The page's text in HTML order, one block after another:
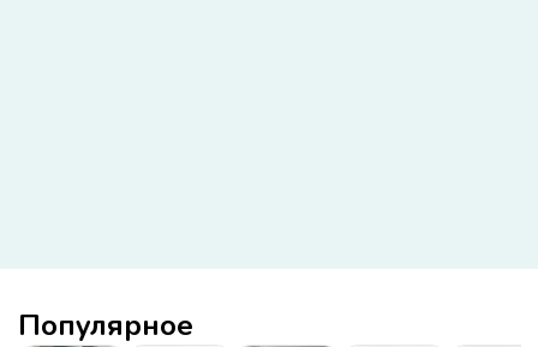
Популярное